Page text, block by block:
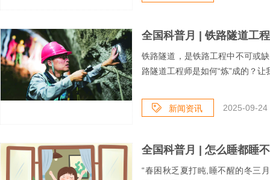
全国科普月 | 铁路隧道工
铁路隧道，是铁路工程中不可或
路隧道工程师是如何“炼”成的？
新闻资讯 2025-09-24
全国科普月 | 怎么睡都睡
“春困秋乏夏打盹,睡不醒的冬三